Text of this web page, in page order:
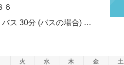
６
ＪＲ東日本 総武本線 成東駅 バス 30分 (バスの場合) 南九区停留所下車 徒歩約 3分
火 水 木 金 土